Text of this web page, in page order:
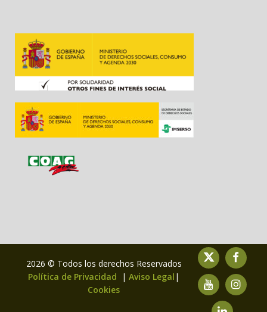
2026 © Todos los derechos Reservados
Política de Privacidad
| Aviso Legal |
Cookies